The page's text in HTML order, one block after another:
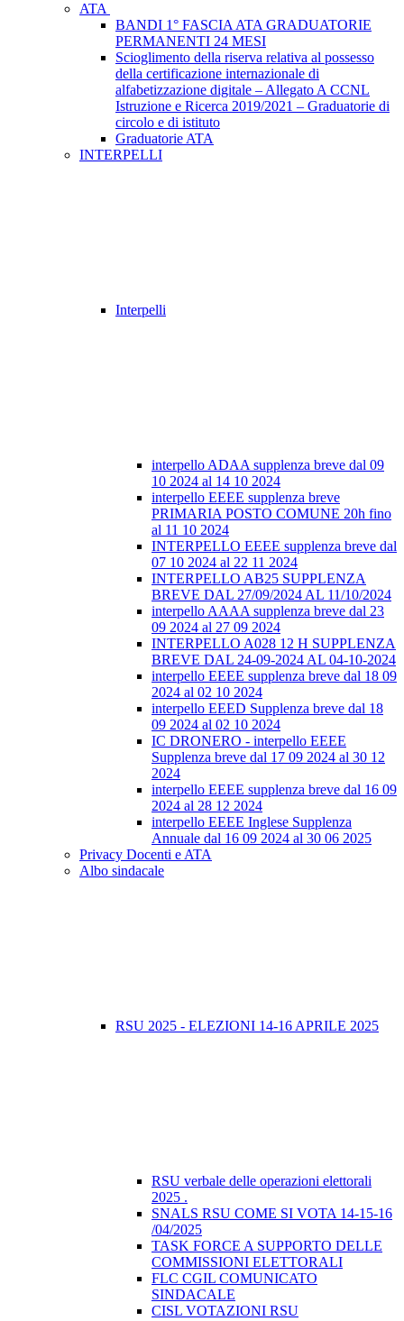
ATA
BANDI 1° FASCIA ATA GRADUATORIE
PERMANENTI 24 MESI
Scioglimento della riserva relativa al possesso
della certificazione internazionale di
alfabetizzazione digitale – Allegato A CCNL
Istruzione e Ricerca 2019/2021 – Graduatorie di
circolo e di istituto
Graduatorie ATA
INTERPELLI
Interpelli
interpello ADAA supplenza breve dal 09
10 2024 al 14 10 2024
interpello EEEE supplenza breve
PRIMARIA POSTO COMUNE 20h fino
al 11 10 2024
INTERPELLO EEEE supplenza breve dal
07 10 2024 al 22 11 2024
INTERPELLO AB25 SUPPLENZA
BREVE DAL 27/09/2024 AL 11/10/2024
interpello AAAA supplenza breve dal 23
09 2024 al 27 09 2024
INTERPELLO A028 12 H SUPPLENZA
BREVE DAL 24-09-2024 AL 04-10-2024
interpello EEEE supplenza breve dal 18 09
2024 al 02 10 2024
interpello EEED Supplenza breve dal 18
09 2024 al 02 10 2024
IC DRONERO - interpello EEEE
Supplenza breve dal 17 09 2024 al 30 12
2024
interpello EEEE supplenza breve dal 16 09
2024 al 28 12 2024
interpello EEEE Inglese Supplenza
Annuale dal 16 09 2024 al 30 06 2025
Privacy Docenti e ATA
Albo sindacale
RSU 2025 - ELEZIONI 14-16 APRILE 2025
RSU verbale delle operazioni elettorali
2025 .
SNALS RSU COME SI VOTA 14-15-16
/04/2025
TASK FORCE A SUPPORTO DELLE
COMMISSIONI ELETTORALI
FLC CGIL COMUNICATO
SINDACALE
CISL VOTAZIONI RSU